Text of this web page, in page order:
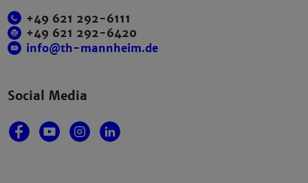
+49 621 292-6111
+49 621 292-6420
info@th-mannheim.de
Social Media